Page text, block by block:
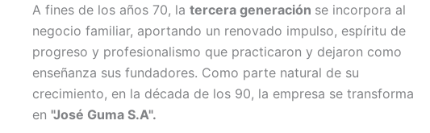
A fines de los años 70, la tercera generación se incorpora al
negocio familiar, aportando un renovado impulso, espíritu de
progreso y profesionalismo que practicaron y dejaron como
enseñanza sus fundadores. Como parte natural de su
crecimiento, en la década de los 90, la empresa se transforma
en "José Guma S.A".